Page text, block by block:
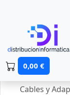
0,00 €
Cables y